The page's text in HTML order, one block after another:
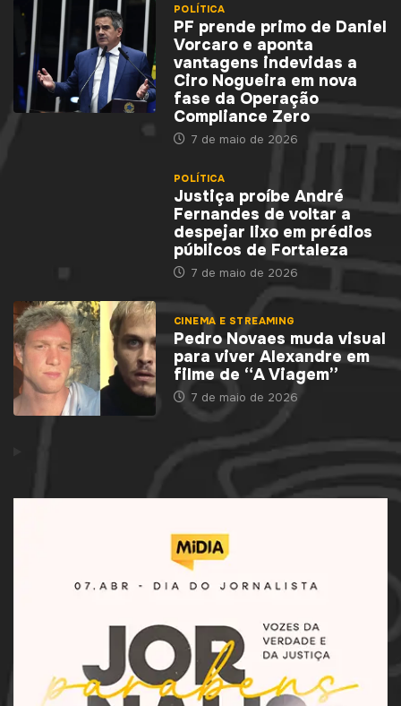
POLÍTICA
PF prende primo de Daniel
Vorcaro e aponta
vantagens indevidas a
Ciro Nogueira em nova
fase da Operação
Compliance Zero
7 de maio de 2026
POLÍTICA
Justiça proíbe André
Fernandes de voltar a
despejar lixo em prédios
públicos de Fortaleza
7 de maio de 2026
CINEMA E STREAMING
Pedro Novaes muda visual
para viver Alexandre em
filme de “A Viagem”
7 de maio de 2026